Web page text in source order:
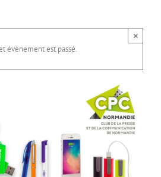
évènement est passé.
×